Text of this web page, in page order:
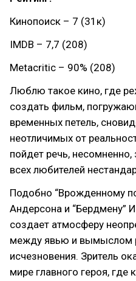
Кинопоиск – 7 (31к)
IMDB – 7,7 (208)
Metacritic – 90% (208)
Люблю такое кино, где
создать фильм,
временных петель,
неотличимых от
пойдет речь,
всех любителей
Подобно “Врожденному
Андерсона и “Бердмену”
создает атмосферу
между явью и вымыслом
исчезновения. Зритель
мире главного героя,